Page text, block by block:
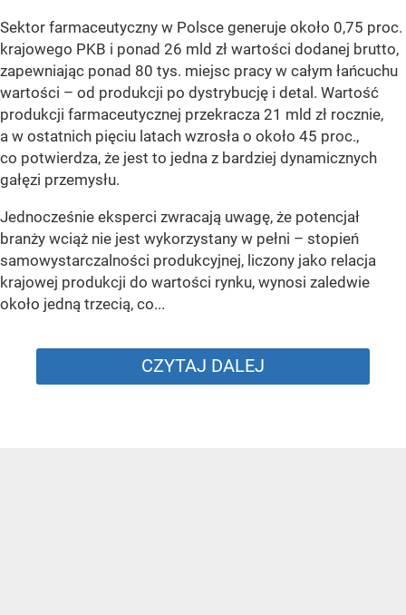
Sektor farmaceutyczny w Polsce generuje około 0,75 proc.
krajowego PKB i ponad 26 mld zł wartości dodanej brutto,
zapewniając ponad 80 tys. miejsc pracy w całym łańcuchu
wartości – od produkcji po dystrybucję i detal. Wartość
produkcji farmaceutycznej przekracza 21 mld zł rocznie,
a w ostatnich pięciu latach wzrosła o około 45 proc.,
co potwierdza, że jest to jedna z bardziej dynamicznych
gałęzi przemysłu.
Jednocześnie eksperci zwracają uwagę, że potencjał
branży wciąż nie jest wykorzystany w pełni – stopień
samowystarczalności produkcyjnej, liczony jako relacja
krajowej produkcji do wartości rynku, wynosi zaledwie
około jedną trzecią, co...
CZYTAJ DALEJ